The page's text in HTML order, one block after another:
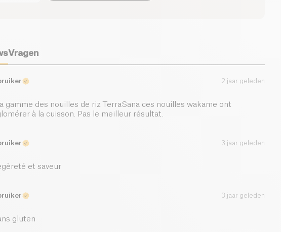
0 g
Vragen
2 jaar geleden
gamme des nouilles de riz TerraSana ces nouilles wakame ont
à la cuisson. Pas le meilleur résultat.
3 jaar geleden
et saveur
3 jaar geleden
gluten